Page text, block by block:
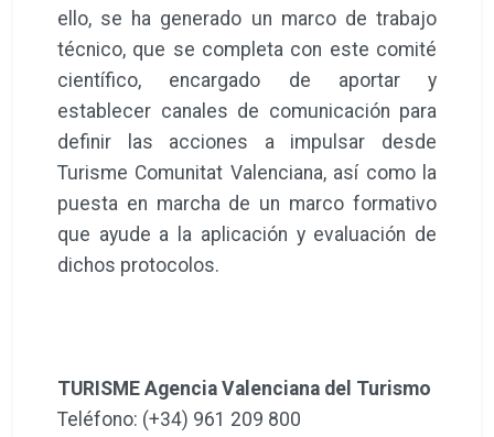
ello, se ha generado un marco de trabajo
técnico, que se completa con este comité
científico, encargado de aportar y
establecer canales de comunicación para
definir las acciones a impulsar desde
Turisme Comunitat Valenciana, así como la
puesta en marcha de un marco formativo
que ayude a la aplicación y evaluación de
dichos protocolos.
TURISME Agencia Valenciana del Turismo
Teléfono: (+34) 961 209 800